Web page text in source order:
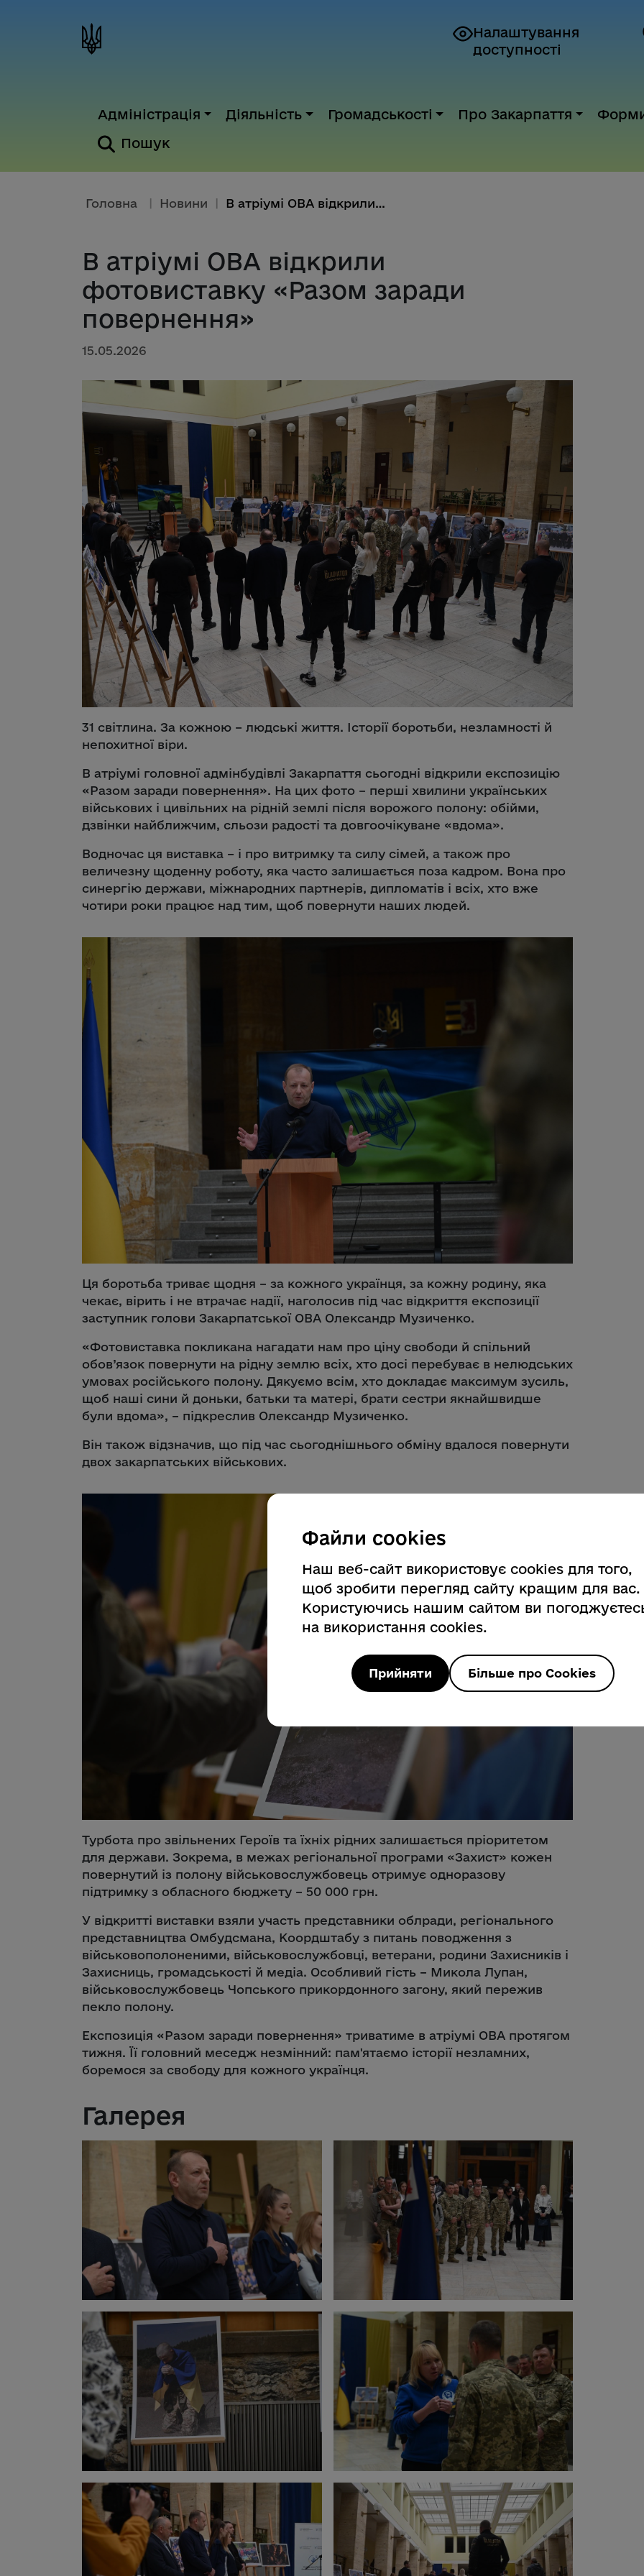
Налаштування
доступності
Адміністрація Діяльність Громадськості Про Закарпаття
Пошук
Головна Новини В атріумі ОВА відкрили фотовис...
В атріумі ОВА відкрили
фотовиставку «Разом заради
повернення»
15.05.2026
31 світлина. За кожною – людські життя. Історії боротьби, незламності й
непохитної віри.
В атріумі головної адмінбудівлі Закарпаття сьогодні відкрили експозицію
«Разом заради повернення». На цих фото – перші хвилини українських
військових і цивільних на рідній землі після ворожого полону: обійми,
дзвінки найближчим, сльози радості та довгоочікуване «вдома».
Водночас ця виставка – і про витримку та силу сімей, а також про
величезну щоденну роботу, яка часто залишається поза кадром. Вона про
синергію держави, міжнародних партнерів, дипломатів і всіх, хто вже
чотири роки працює над тим, щоб повернути наших людей.
Ця боротьба триває щодня – за кожного українця, за кожну родину, яка
чекає, вірить і не втрачає надії, наголосив під час відкриття експозиції
заступник голови Закарпатської ОВА Олександр Музиченко.
«Фотовиставка покликана нагадати нам про ціну свободи й спільний
обов’язок повернути на рідну землю всіх, хто досі перебуває в нелюдських
умовах російського полону. Дякуємо всім, хто докладає максимум зусиль,
щоб наші сини й доньки, батьки та матері, брати сестри якнайшвидше
були вдома», – підкреслив Олександр Музиченко.
Він також відзначив, що під час сьогоднішнього обміну вдалося повернути
двох закарпатських військових.
Турбота про звільнених Героїв та їхніх рідних залишається пріоритетом
для держави. Зокрема, в межах регіональної програми «Захист» кожен
повернутий із полону військовослужбовець отримує одноразову
підтримку з обласного бюджету – 50 000 грн.
У відкритті виставки взяли участь представники облради, регіонального
представництва Омбудсмана, Коордштабу з питань поводження з
військовополоненими, військовослужбовці, ветерани, родини Захисників і
Захисниць, громадськості й медіа. Особливий гість – Микола Лупан,
військовослужбовець Чопського прикордонного загону, який пережив
пекло полону.
Експозиція «Разом заради повернення» триватиме в атріумі ОВА протягом
тижня. Її головний меседж незмінний: пам'ятаємо історії незламних,
боремося за свободу для кожного українця.
Галерея
Файли cookies
Наш веб-сайт використовує cookies для того,
щоб зробити перегляд сайту кращим для вас.
Користуючись нашим сайтом ви
на використання cookies.
Прийняти Більше про Cookies